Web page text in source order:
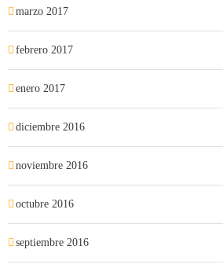
marzo 2017
febrero 2017
enero 2017
diciembre 2016
noviembre 2016
octubre 2016
septiembre 2016